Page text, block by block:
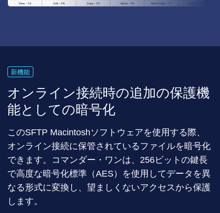
新機能
オンライン接続時の追加の保護機
能としての暗号化
このSFTP Macintoshソフトウェアを使用する際、
オンライン接続に保管されているファイルを暗号化
できます。コマンダー・ワンは、256ビットの鍵長
で高度な暗号化標準（AES）を使用してデータを異
なる形式に変換し、望ましくないアクセスから保護
します。